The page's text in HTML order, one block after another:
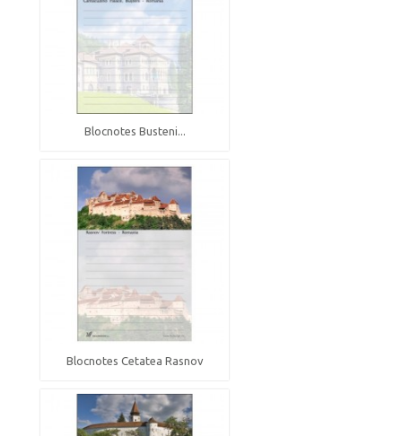
Blocnotes Busteni...
Blocnotes Cetatea Rasnov